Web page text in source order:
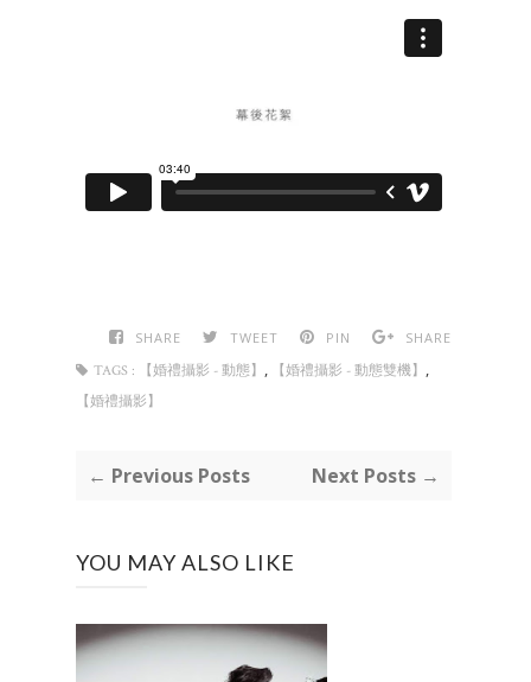
SHARE TWEET PIN
SHARE
TAGS :
【婚禮攝影 - 動態】 , 【婚禮攝影 - 動態雙機】 ,
【婚禮攝影】
← Previous Posts Next Posts →
YOU MAY ALSO LIKE